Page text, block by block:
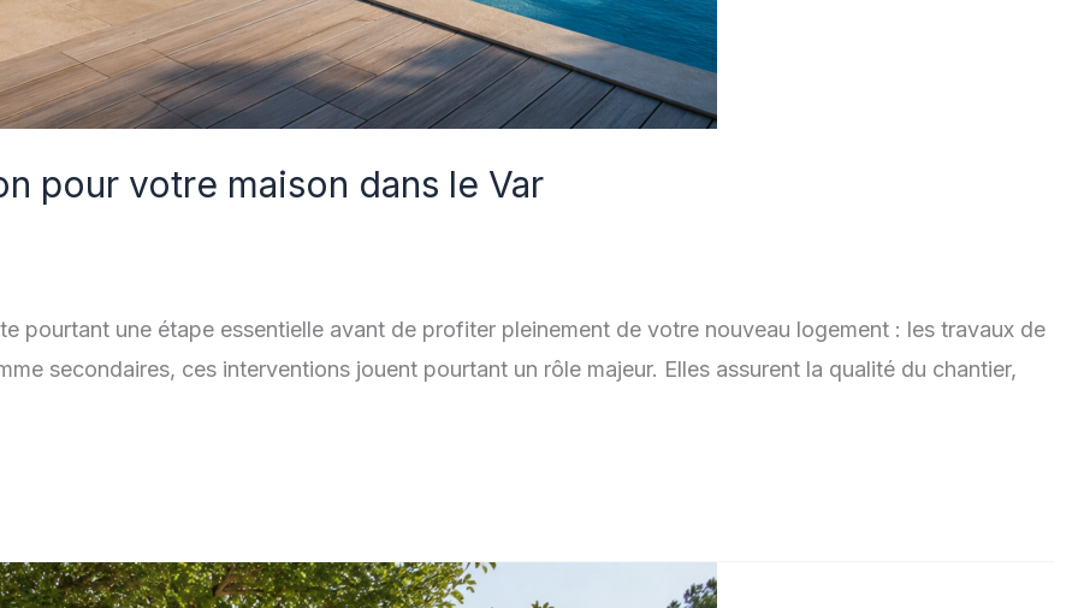
pour votre maison dans le Var
pourtant une étape essentielle avant de profiter pleinement de votre nouveau logement : les travaux de
secondaires, ces interventions jouent pourtant un rôle majeur. Elles assurent la qualité du chantier,